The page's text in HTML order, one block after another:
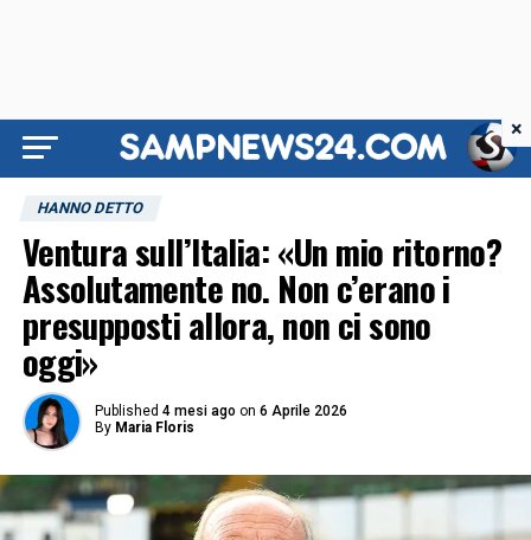
HANNO DETTO
Ventura sull’Italia: «Un mio ritorno?
Assolutamente no. Non c’erano i
presupposti allora, non ci sono
oggi»
Published 4 mesi ago on 6 Aprile 2026
By Maria Floris
×